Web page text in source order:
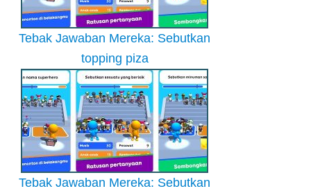
Tebak Jawaban Mereka: Sebutkan
topping piza
Tebak Jawaban Mereka: Sebutkan